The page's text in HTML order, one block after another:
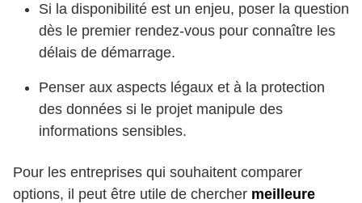
Si la disponibilité est un enjeu, poser la question
dès le premier rendez‑vous pour connaître les
délais de démarrage.
Penser aux aspects légaux et à la protection
des données si le projet manipule des
informations sensibles.
Pour les entreprises qui souhaitent comparer
options, il peut être utile de chercher meilleure